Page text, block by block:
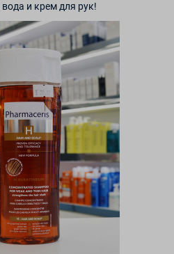
и крем для рук!